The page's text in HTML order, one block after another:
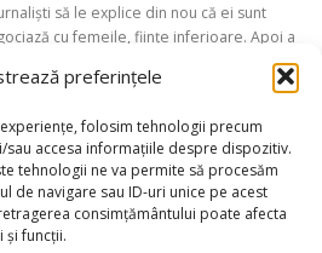
preferințele
folosim tehnologii precum
accesa informațiile despre dispozitiv.
tehnologii ne va permite să procesăm
de navigare sau ID-uri unice pe acest
consimțământului poate afecta
și funcții.
să le explice din nou că ei sunt
cu femeile, ființe inferioare. Apoi a
Pare că avem o competiție între
cu lașitate, în spatele imunității
răspunde ferm și va sancționa violența,
pentru acest comportament.